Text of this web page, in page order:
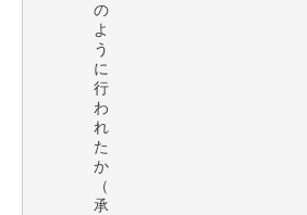
の
よ
う
に
行
わ
れ
た
か
（
承